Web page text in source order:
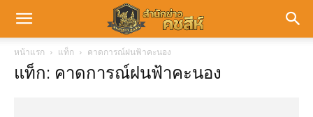
หน้าแรก แท็ก คาดการณ์ฝนฟ้าคะนอง
แท็ก: คาดการณ์ฝนฟ้าคะนอง